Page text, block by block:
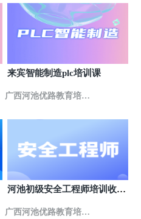
学校
来宾智能制造plc培训课
广西河池优路教育培训
河池初级安全工程师培训收费
广西河池优路教育培训